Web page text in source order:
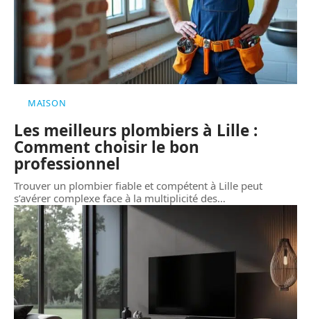
MAISON
Les meilleurs plombiers à Lille :
Comment choisir le bon
professionnel
Trouver un plombier fiable et compétent à Lille peut
s’avérer complexe face à la multiplicité des…